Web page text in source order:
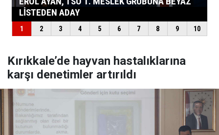
Kırıkkale’de hayvan hastalıklarına
karşı denetimler artırıldı